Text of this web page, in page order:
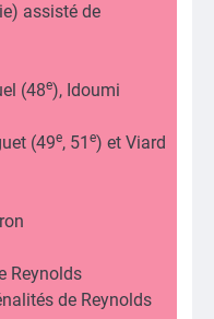
assisté de
(48e), Idoumi
(49e, 51 e) et Viard
Reynolds
de Reynolds